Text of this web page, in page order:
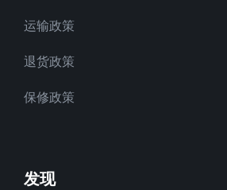
运输政策
退货政策
保修政策
发现